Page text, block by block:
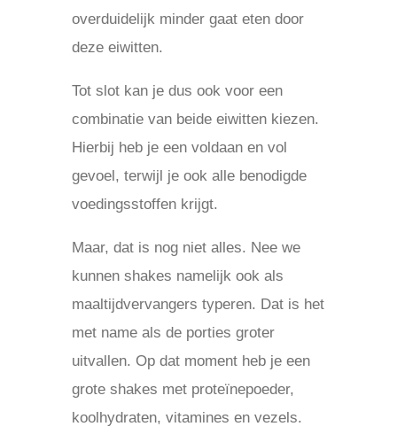
overduidelijk minder gaat eten door
deze eiwitten.
Tot slot kan je dus ook voor een
combinatie van beide eiwitten kiezen.
Hierbij heb je een voldaan en vol
gevoel, terwijl je ook alle benodigde
voedingsstoffen krijgt.
Maar, dat is nog niet alles. Nee we
kunnen shakes namelijk ook als
maaltijdvervangers typeren. Dat is het
met name als de porties groter
uitvallen. Op dat moment heb je een
grote shakes met proteïnepoeder,
koolhydraten, vitamines en vezels.